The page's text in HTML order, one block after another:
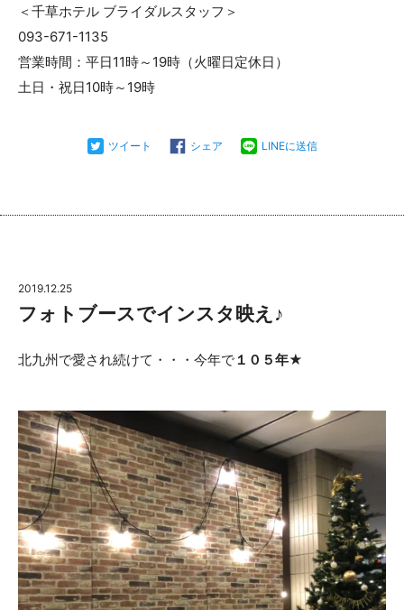
＜千草ホテル ブライダルスタッフ＞
093-671-1135
営業時間：平日11時～19時（火曜日定休日）
土日・祝日10時～19時
ツイート シェア LINEに送信
2019.12.25
フォトブースでインスタ映え♪
北九州で愛され続けて・・・今年で１０５年★